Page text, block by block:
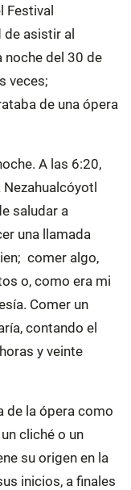
Festival
de asistir al
noche del 30 de
veces;
de una ópera
A las 6:20,
Nezahualcóyotl
saludar a
una llamada
comer algo,
o, como era mi
Comer un
contando el
y veinte
de la ópera como
cliché o un
su origen en la
inicios, a finales